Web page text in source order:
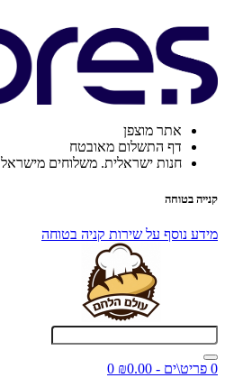
אתר מוצפן
דף התשלום מאובטח
חנות ישראלית. משלוחים מישראל
קנייה בטוחה
מידע נוסף על שירות קניה בטוחה
0 פריט\ים - ₪0.00
0